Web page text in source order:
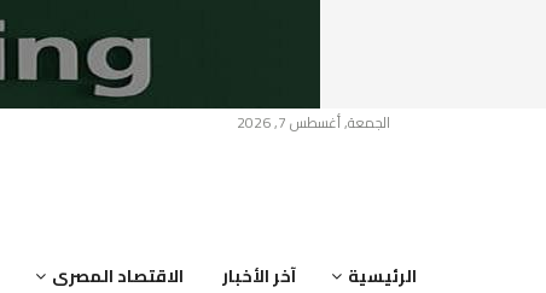
الجمعة, أغسطس 7, 2026
الرئيسية آخر الأخبار الاقتصاد المصرى